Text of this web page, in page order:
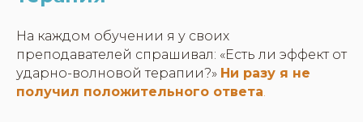
На каждом обучении я у своих
преподавателей спрашивал: «Есть ли эффект от
ударно-волновой терапии?» Ни разу я не
получил положительного ответа.